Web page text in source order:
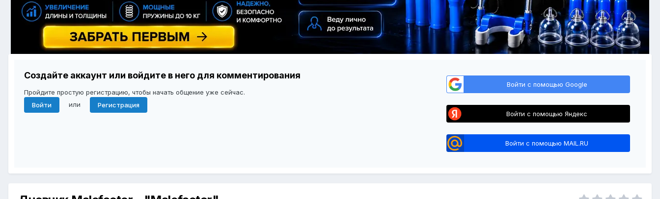
Создайте аккаунт или войдите в него для комментирования
Пройдите простую регистрацию, чтобы начать общение уже сейчас.
Войти
или Регистрация
Войти с помощью Google
Войти с помощью Яндекс
Войти с помощью MAIL.RU